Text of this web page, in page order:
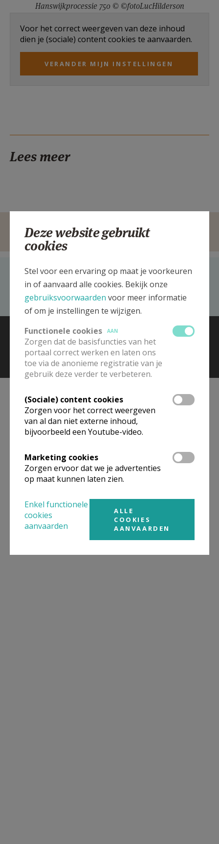
Hanswijkprocessie 750 © ©fotoLucHilderson
Voor het correct weergeven van deze inhoud
dien je (sociale) content cookies te aanvaarden.
VERANDER MIJN INSTELLINGEN
Lees meer
Recent bezocht
Hanswijk & Processie
Vacatures
Voorwaarden
Deze website gebruikt
cookies
Stel voor een ervaring op maat je voorkeuren
in of aanvaard alle cookies. Bekijk onze
gebruiksvoorwaarden voor meer informatie
of om je instellingen te wijzigen.
Functionele cookies
AAN
Zorgen dat de basisfuncties van het
portaal correct werken en laten ons
toe via de anonieme registratie van je
gebruik deze verder te verbeteren.
(Sociale) content cookies
Zorgen voor het correct weergeven
van al dan niet externe inhoud,
bijvoorbeeld een Youtube-video.
Marketing cookies
Zorgen ervoor dat we je advertenties
op maat kunnen laten zien.
Enkel functionele
cookies
aanvaarden
ALLE
COOKIES
AANVAARDEN